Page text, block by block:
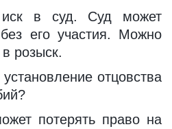
в суд. Суд может
его участия. Можно
розыск.
отцовства
потерять право на